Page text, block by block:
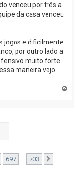
venceu por três a
da casa venceu
jogos e dificilmente
por outro lado a
muito forte
maneira vejo
697 … 703